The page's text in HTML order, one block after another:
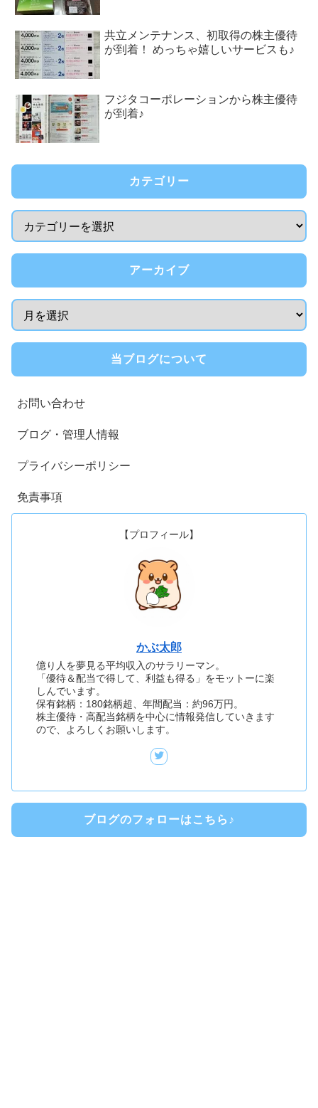
共立メンテナンス、初取得の株主優待
が到着！ めっちゃ嬉しいサービスも♪
フジタコーポレーションから株主優待
が到着♪
カテゴリー
アーカイブ
当ブログについて
お問い合わせ
ブログ・管理人情報
プライバシーポリシー
免責事項
【プロフィール】
かぶ太郎
億り人を夢見る平均収入のサラリーマン。
「優待＆配当で得して、利益も得る」をモットーに楽
しんでいます。
保有銘柄：180銘柄超、年間配当：約96万円。
株主優待・高配当銘柄を中心に情報発信していきます
ので、よろしくお願いします。
ブログのフォローはこちら♪